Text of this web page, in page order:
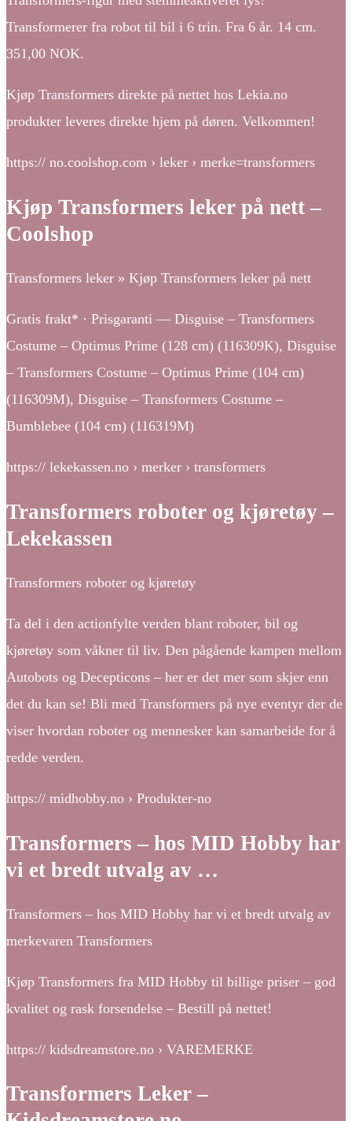
Transformerer fra robot til bil i 6 trin. Fra 6 år. 14 cm.
351,00 NOK.
Kjøp Transformers direkte på nettet hos Lekia.no
produkter leveres direkte hjem på døren. Velkommen!
https:// no.coolshop.com › leker › merke=transformers
Kjøp Transformers leker på nett –
Coolshop
Transformers leker » Kjøp Transformers leker på nett
Gratis frakt* · Prisgaranti — Disguise – Transformers
Costume – Optimus Prime (128 cm) (116309K), Disguise
– Transformers Costume – Optimus Prime (104 cm)
(116309M), Disguise – Transformers Costume –
Bumblebee (104 cm) (116319M)
https:// lekekassen.no › merker › transformers
Transformers roboter og kjøretøy –
Lekekassen
Transformers roboter og kjøretøy
Ta del i den actionfylte verden blant roboter, bil og
kjøretøy som våkner til liv. Den pågående kampen mellom
Autobots og Decepticons – her er det mer som skjer enn
det du kan se! Bli med Transformers på nye eventyr der de
viser hvordan roboter og mennesker kan samarbeide for å
redde verden.
https:// midhobby.no › Produkter-no
Transformers – hos MID Hobby har
vi et bredt utvalg av …
Transformers – hos MID Hobby har vi et bredt utvalg av
merkevaren Transformers
Kjøp Transformers fra MID Hobby til billige priser – god
kvalitet og rask forsendelse – Bestill på nettet!
https:// kidsdreamstore.no › VAREMERKE
Transformers Leker –